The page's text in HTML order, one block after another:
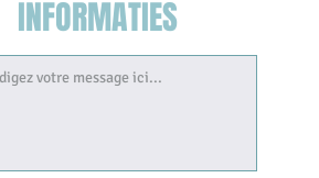
INFORMATIES